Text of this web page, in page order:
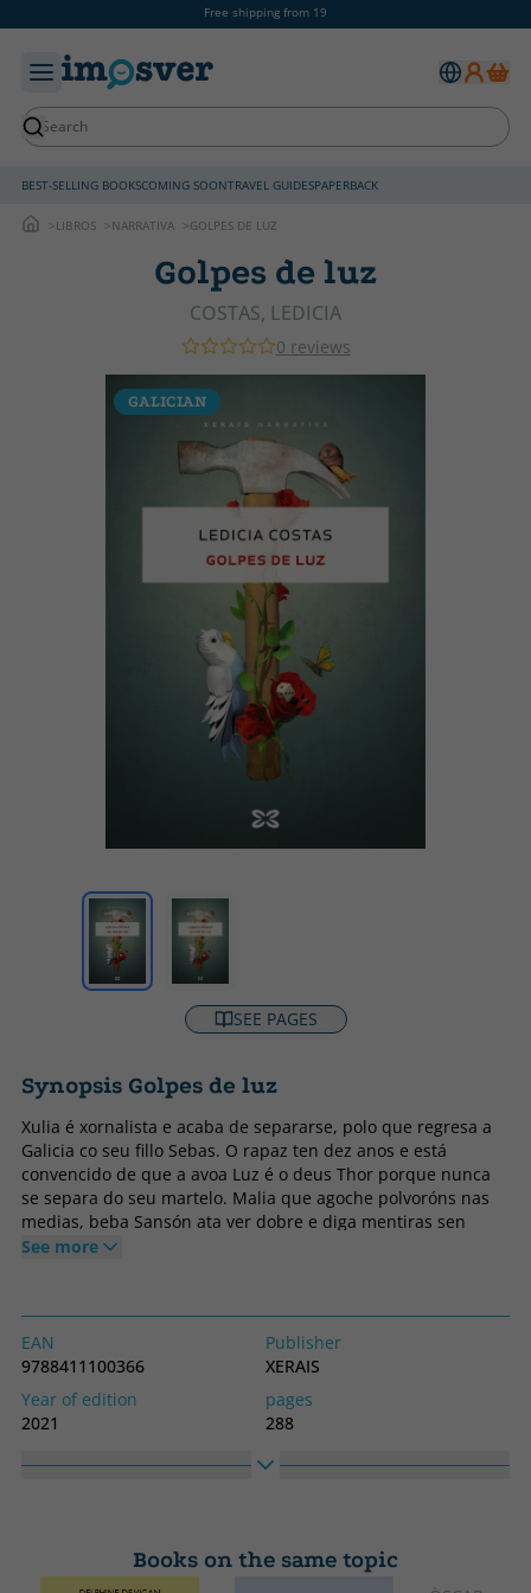
Free shipping from 19
BEST-SELLING BOOKSCOMING SOONTRAVEL GUIDESPAPERBACK
LIBROS NARRATIVA GOLPES DE LUZ
Golpes de luz
COSTAS, LEDICIA
0 reviews
GALICIAN
SEE PAGES
Synopsis Golpes de luz
Xulia é xornalista e acaba de separarse, polo que regresa a
Galicia co seu fillo Sebas. O rapaz ten dez anos e está
convencido de que a avoa Luz é o deus Thor porque nunca
se separa do seu martelo. Malia que agoche polvoróns nas
medias, beba Sansón ata ver dobre e diga mentiras sen
parar, Sebas adora a súa avoa. Xulia non opina o mesmo.
narcotráfico na Galicia dos anos noventa, o mundo dos
coidados e a procura da verdade envolven este melodrama,
salvaxe e tenro, habitado por uns personaxes inesquecibles.
Despois do éxito de «Infamia», Ledicia Costas regresa, dende
o seu talento creativo, con «Golpes de luz», unha novela
sorprendente e divertida.
See more
EAN
9788411100366
Publisher
XERAIS
Year of edition
2021
pages
288
Idiom
Books on the same topic